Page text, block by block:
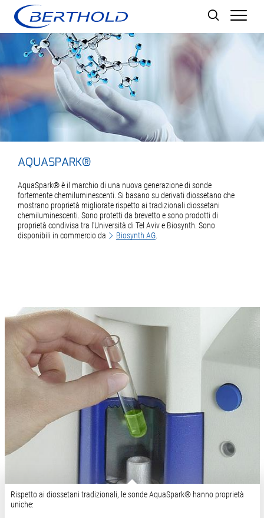
AQUASPARK®
AquaSpark® è il marchio di una nuova generazione di sonde
fortemente chemiluminescenti. Si basano su derivati diossetano che
mostrano proprietà migliorate rispetto ai tradizionali diossetani
chemiluminescenti. Sono protetti da brevetto e sono prodotti di
proprietà condivisa tra l'Università di Tel Aviv e Biosynth. Sono
disponibili in commercio da
Biosynth AG
Rispetto ai diossetani tradizionali, le sonde AquaSpark® hanno proprietà
uniche: